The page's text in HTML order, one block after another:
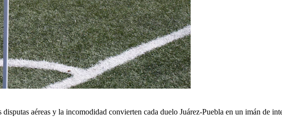
aéreas y la incomodidad convierten cada duelo Juárez-Puebla en un imán de